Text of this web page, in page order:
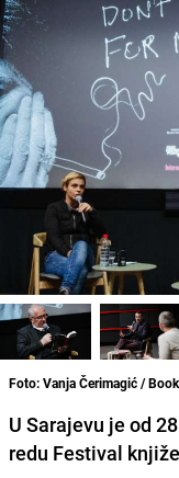
Foto: Vanja Čerimagić /
U Sarajevu je od
redu Festival